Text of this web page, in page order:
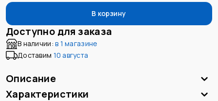
В корзину
Доступно для заказа
В наличии: в 1 магазине
Доставим 10 августа
Описание
Характеристики